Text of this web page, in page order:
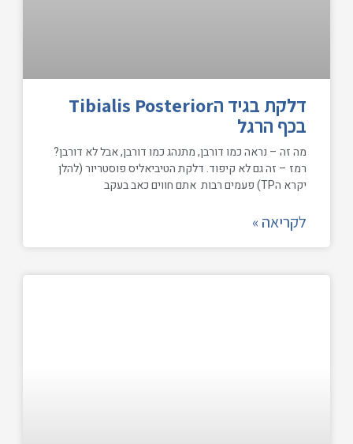
דלקת בגיד הTibialis Posterior
בכף הרגל
מה זה – נראה כמו דורבן, מתנהג כמו דורבן, אבל לא דורבן?
רמז – זה גם לא קיפוד. דלקת הטיביאליס פוסטריור (להלן
יקרא הTP) פעמים רבות אתם חווים כאב בעקב
לקריאה »